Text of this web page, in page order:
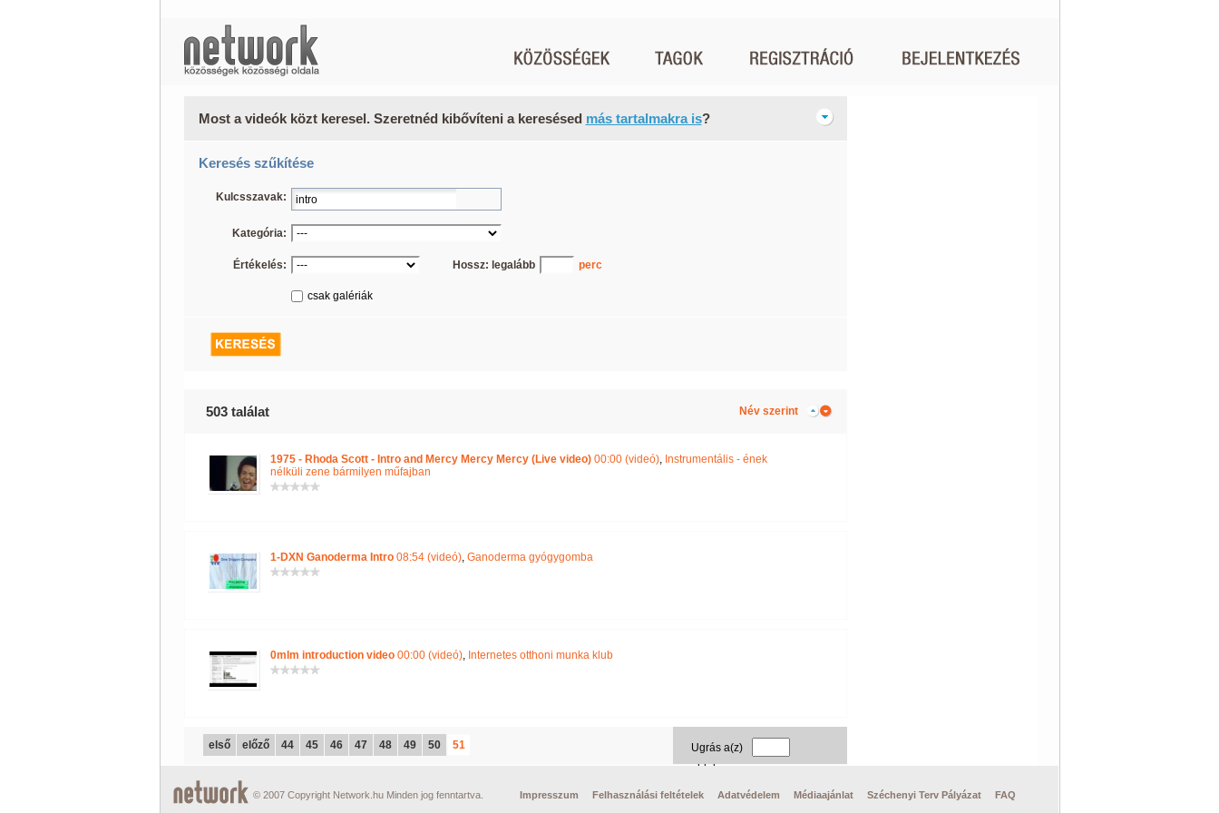
Most a videók közt keresel. Szeretnéd kibővíteni a keresésed más tartalmakra is?
Keresés szűkítése
Kulcsszavak:
Kategória:
Értékelés: Hossz: legalább perc
csak galériák
503 találat Név szerint
1975 - Rhoda Scott - Intro and Mercy Mercy Mercy (Live video)00:00 (videó), Instrumentális - ének
nélküli zene bármilyen műfajban
1-DXN Ganoderma Intro08:54 (videó), Ganoderma gyógygomba
0mlm introduction video00:00 (videó), Internetes otthoni munka klub
Ugrás a(z)
oldalra
első előző 44 45 46 47 48 49 50 51
© 2007 Copyright Network.hu Minden jog fenntartva. Impresszum Felhasználási feltételek Adatvédelem Médiaajánlat Széchenyi Terv Pályázat FAQ